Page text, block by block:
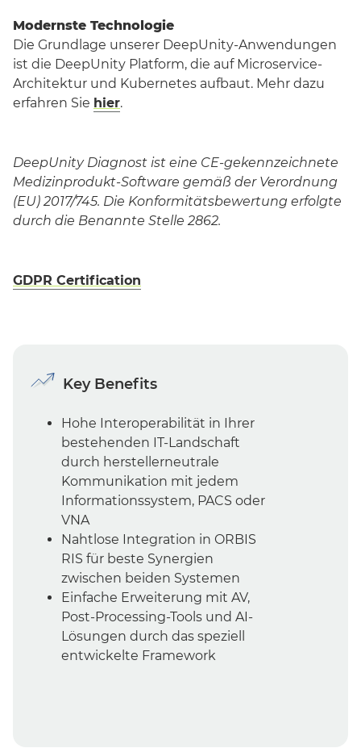
Modernste Technologie
Die Grundlage unserer DeepUnity-Anwendungen
ist die DeepUnity Platform, die auf Microservice-
Architektur und Kubernetes aufbaut. Mehr dazu
erfahren Sie hier.
DeepUnity Diagnost ist eine CE-gekennzeichnete
Medizinprodukt-Software gemäß der Verordnung
(EU) 2017/745. Die Konformitätsbewertung erfolgte
durch die Benannte Stelle 2862.
GDPR Certification
Key Benefits
Hohe Interoperabilität in Ihrer
bestehenden IT-Landschaft
durch herstellerneutrale
Kommunikation mit jedem
Informationssystem, PACS oder
VNA
Nahtlose Integration in ORBIS
RIS für beste Synergien
zwischen beiden Systemen
Einfache Erweiterung mit AV,
Post-Processing-Tools und AI-
Lösungen durch das speziell
entwickelte Framework